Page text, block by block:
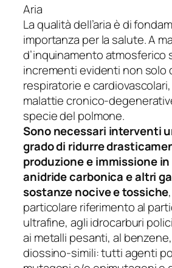
Aria
La qualità dell’aria è di
importanza per la salute. A
d’inquinamento atmosferico
incrementi evidenti non solo
respiratorie e
malattie cronico-
specie del polmone.
Sono necessari interventi
grado di ridurre
produzione e immissione
anidride carbonica e altri
sostanze nocive e tossiche
particolare riferimento al
ultrafine, agli idrocarburi
ai metalli pesanti, al
diossino-simili: tutti agenti